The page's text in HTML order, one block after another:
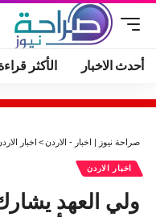
أحدث الاخبار الأكثر
صراحة نيوز | اخبار - الاردن> اخبار
اخبار الاردن
ولي العهد